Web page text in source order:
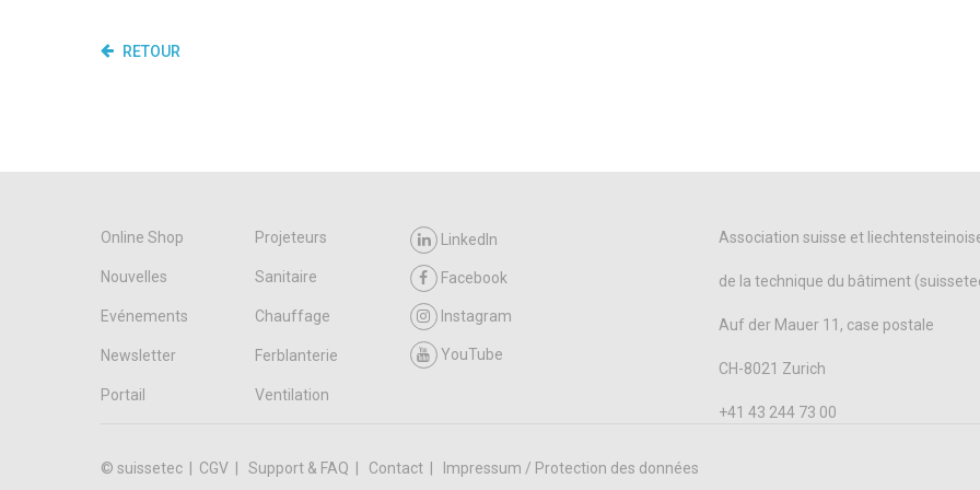
RETOUR
Online Shop Projeteurs
Nouvelles Sanitaire
Evénements Chauffage
Newsletter Ferblanterie
Portail Ventilation
LinkedIn
Facebook
Instagram
YouTube
Association suisse et
de la technique du bâtiment
Auf der Mauer 11, case postale
CH-8021 Zurich
+41 43 244 73 00
© suissetec | CGV Support & FAQ Contact Impressum / Protection des données